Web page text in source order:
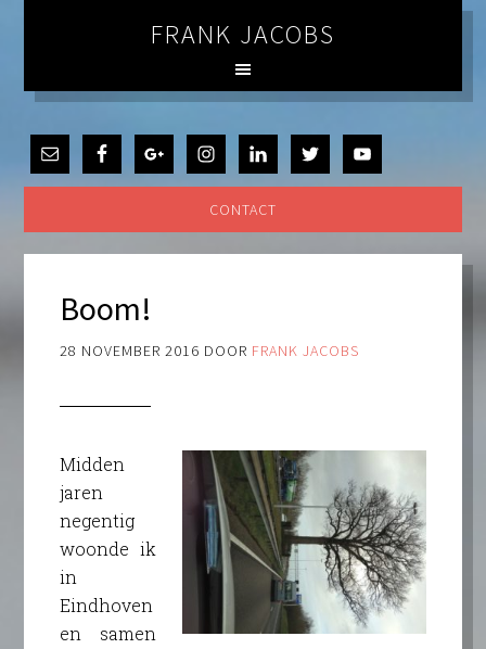
FRANK JACOBS
CONTACT
Boom!
28 NOVEMBER 2016 DOOR FRANK JACOBS
Midden
jaren
negentig
woonde ik
in
Eindhoven
en samen